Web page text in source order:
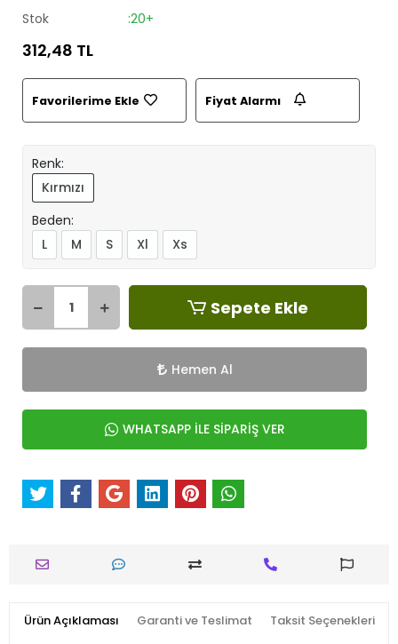
Stok
:20+
312,48 TL
Favorilerime Ekle Fiyat Alarmı
Renk:
Kırmızı
Beden:
L
M S Xl Xs
Sepete Ekle
Hemen Al
WHATSAPP İLE SİPARİŞ VER
Ürün Açıklaması Garanti ve Teslimat Taksit Seçenekleri